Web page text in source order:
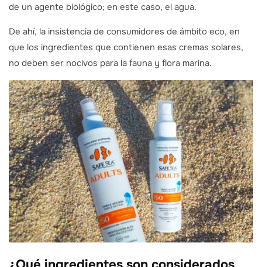
de un agente biológico; en este caso, el agua.
De ahí, la insistencia de consumidores de ámbito eco, en
que los ingredientes que contienen esas cremas solares,
no deben ser nocivos para la fauna y flora marina.